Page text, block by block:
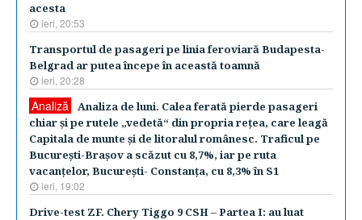
acesta
ieri, 20:53
Transportul de pasageri pe linia feroviară Budapesta-
Belgrad ar putea începe în această toamnă
ieri, 20:28
Analiză
Analiza de luni. Calea ferată pierde pasageri
chiar şi pe rutele „vedetă“ din propria reţea, care leagă
Capitala de munte şi de litoralul românesc. Traficul pe
Bucureşti-Braşov a scăzut cu 8,7%, iar pe ruta
vacanţelor, Bucureşti- Constanţa, cu 8,3% în S1
ieri, 19:02
Drive-test ZF. Chery Tiggo 9 CSH – Partea I: au luat